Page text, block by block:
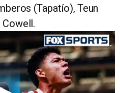
(Tapatío), Teun
Cowell.